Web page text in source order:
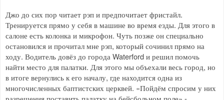
Джо до сих пор читает рэп и предпочитает фристайл.
Тренируется прямо у себя в машине во время езды. Для этого в
салоне есть колонка и микрофон. Чуть позже он специально
остановился и прочитал мне рэп, который сочинил прямо на
ходу. Водитель довёз до города Waterford и решил помочь
найти место для палатки. Для этого мы объехали весь город, но
в итоге вернулись к его началу, где находится одна из
многочисленных баптистских церквей. «Пойдём спросим у них